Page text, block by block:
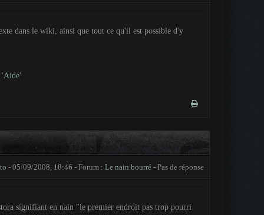
dans le wiki, ainsi que tout ce qu'il est possible d'y
'Aide'
- 05/09/2008, 18:46 - Forum : Le nain bourré - Pas de réponse
signifiant en nain "le premier endroit pas trop pourri